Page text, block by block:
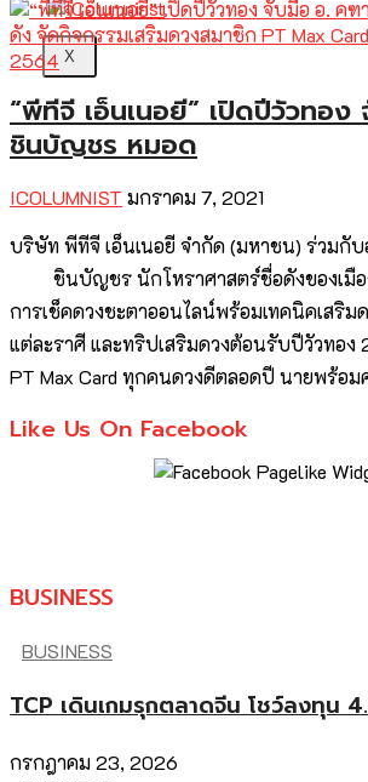
X
“พีทีจี เอ็นเนอยี” เปิดปีวัวทอ
ชินบัญชร หมอด
ICOLUMNIST มกราคม 7, 2021
บริษัท พีทีจี เอ็นเนอยี จำกัด (มหาชน) ร่วมกั
ชินบัญชร นักโหราศาสตร์ชื่อดังของเมือ
การเช็คดวงชะตาออนไลน์พร้อมเทคนิคเสริม
แต่ละราศี และทริปเสริมดวงต้อนรับปีวัวทอง
PT Max Card ทุกคนดวงดีตลอดปี นายพร้อม
Like Us On Facebook
BUSINESS
BUSINESS
TCP เดินเกมรุกตลาดจีน โชว์ลงทุน
กรกฎาคม 23, 2026